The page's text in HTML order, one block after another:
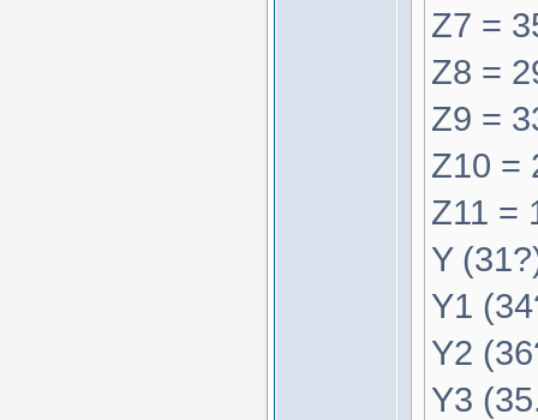
Z7 =
Z8 =
Z9 =
Z10 =
Z11 =
Y
Y1
Y2
Y3